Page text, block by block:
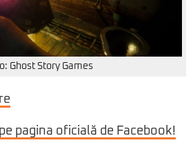
Ghost Story Games
pagina oficială de Facebook!